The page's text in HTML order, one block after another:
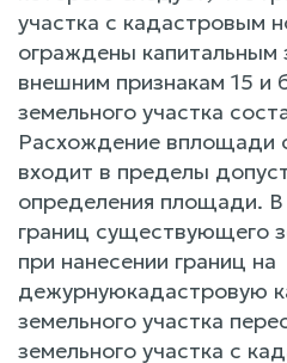
участка с кадастровым
ограждены
внешним признакам 15
земельного участка
Расхождение вплощади
входит в пределы
определения площади. В
границ существующего
при нанесении границ на
дежурнуюкадастровую
земельного участка
земельного участка с